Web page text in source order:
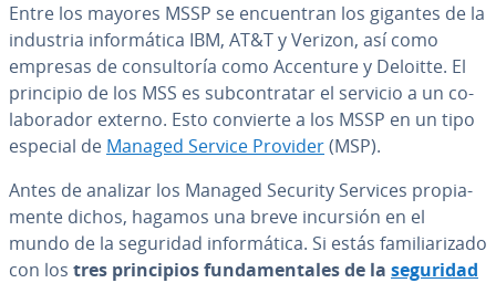
Entre los mayores MSSP se en­cue­n­tran los gigantes de la
industria in­fo­r­má­ti­ca IBM, AT&T y Verizon, así como
empresas de co­n­su­l­to­ría como Accenture y Deloitte. El
principio de los MSS es su­b­co­n­tra­tar el servicio a un co­
la­bo­ra­dor externo. Esto convierte a los MSSP en un tipo
especial de Managed Service Provider(MSP).
Antes de analizar los Managed Security Services pro­pia­
me­n­te dichos, hagamos una breve incursión en el
mundo de la seguridad in­fo­r­má­ti­ca. Si estás fa­mi­lia­ri­za­do
con los tres pri­n­ci­pios fu­n­da­me­n­ta­les de la seguridad